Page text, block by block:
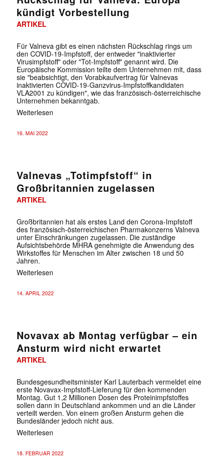
kündigt Vorbestellung
ARTIKEL
Für Valneva gibt es einen nächsten Rückschlag rings um
den COVID-19-Impfstoff, der entweder "inaktivierter
Virusimpfstoff" oder "Tot-Impfstoff" genannt wird. Die
Europäische Kommission teilte dem Unternehmen mit, dass
sie "beabsichtigt, den Vorabkaufvertrag für Valnevas
inaktivierten COVID-19-Ganzvirus-Impfstoffkandidaten
VLA2001 zu kündigen", wie das französisch-österreichische
Unternehmen bekanntgab.
Weiterlesen
16. MAI 2022
Valnevas „Totimpfstoff“ in
Großbritannien zugelassen
ARTIKEL
Großbritannien hat als erstes Land den Corona-Impfstoff
des französisch-österreichischen Pharmakonzerns Valneva
unter Einschränkungen zugelassen. Die zuständige
Aufsichtsbehörde MHRA genehmigte die Anwendung des
Wirkstoffes für Menschen im Alter zwischen 18 und 50
Jahren.
Weiterlesen
14. APRIL 2022
Novavax ab Montag verfügbar – ein
Ansturm wird nicht erwartet
ARTIKEL
Bundesgesundheitsminister Karl Lauterbach vermeldet eine
erste Novavax-Impfstoff-Lieferung für den kommenden
Montag. Gut 1,2 Millionen Dosen des Proteinimpfstoffes
sollen dann in Deutschland ankommen und an die Länder
verteilt werden. Von einem großen Ansturm gehen die
Bundesländer jedoch nicht aus.
Weiterlesen
18. FEBRUAR 2022